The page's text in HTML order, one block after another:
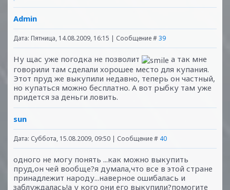
Admin
Дата: Пятница, 14.08.2009, 16:15 | Сообщение #39
Ну щас уже погодка не позволит
а так мне
говорили там сделали хорошее место для купания.
Этот пруд же выкупили недавно, теперь он частный,
но купаться можно бесплатно. А вот рыбку там уже
придется за деньги ловить.
sun
Дата: Суббота, 15.08.2009, 09:50 | Сообщение # 40
одного не могу понять ...как можно выкупить
пруд,он чей вообще?я думала,что все в этой стране
принадлежит народу...наверное ошибалась и
заблуждалась!а у кого они его выкупили?помогите